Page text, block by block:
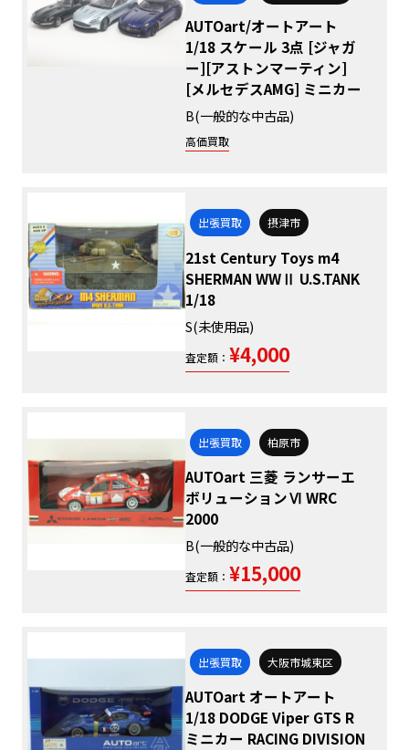
AUTOart/オートアート
1/18 スケール 3点 [ジャガ
ー][アストンマーティン]
[メルセデスAMG] ミニカー
B(一般的な中古品)
高価買取
出張買取 摂津市
21st Century Toys m4
SHERMAN WWⅡ U.S.TANK
1/18
S(未使用品)
査定額： ¥4,000
出張買取 柏原市
AUTOart 三菱 ランサーエ
ボリューションⅥ WRC
2000
B(一般的な中古品)
査定額： ¥15,000
出張買取 大阪市城東区
AUTOart オートアート
1/18 DODGE Viper GTS R
ミニカー RACING DIVISION